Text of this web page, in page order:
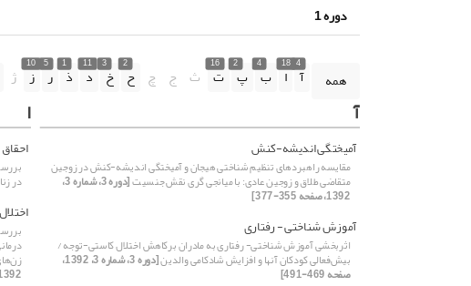
دوره 1
همه
4
آ
18
ا
4
ب
2
پ
16
ت ث ج چ
2
ح
3
خ
11
د
1
ذ
5
ر
10
ز ژ
آ
آمیختگی اندیشه-کنش
مقایسه راهبردهای تنظیم شناختی هیجان و آمیختگی اندیشه-کنش در زوجین
متقاضی طلاق و زوجین عادی: با میانجی گری نقش جنسیت [دوره 3، شماره 3،
1392، صفحه 355-377]
آموزش شناختی - رفتاری
اثربخشی آموزش شناختی- رفتاری به مادران برکاهش اختلال کاستی-توجه /
بیش‌فعالی کودکان آنها و افزایش شادکامی والدین [دوره 3، شماره 3، 1392،
صفحه 469-491]
ا
در
1392، صفحه